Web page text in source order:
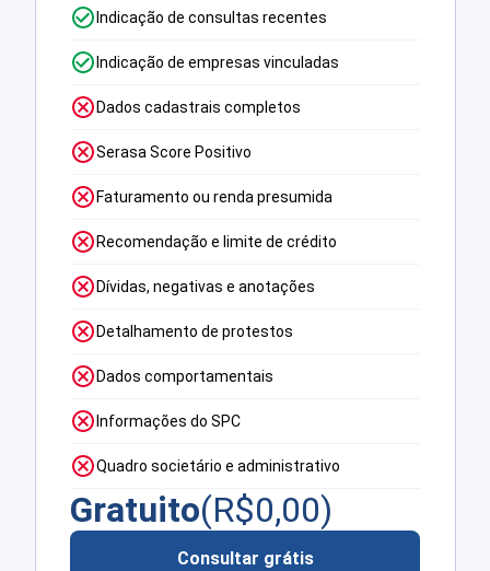
Indicação de consultas recentes
Indicação de empresas vinculadas
Dados cadastrais completos
Serasa Score Positivo
Faturamento ou renda presumida
Recomendação e limite de crédito
Dívidas, negativas e anotações
Detalhamento de protestos
Dados comportamentais
Informações do SPC
Quadro societário e administrativo
Gratuito(R$0,00)
Consultar grátis